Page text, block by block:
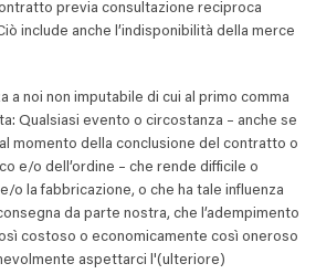
previa consultazione reciproca
include anche l’indisponibilità della merce
a noi non imputabile di cui al primo comma
Qualsiasi evento o circostanza – anche se
momento della conclusione del contratto o
e/o dell’ordine – che rende difficile o
o la fabbricazione, o che ha tale influenza
da parte nostra, che l’adempimento
costoso o economicamente così oneroso
aspettarci l'(ulteriore)